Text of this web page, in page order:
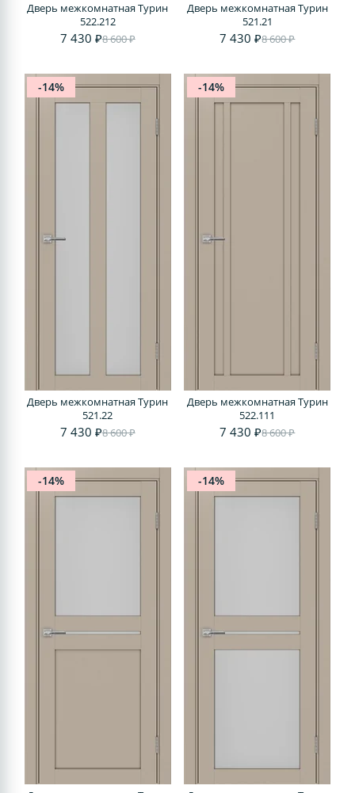
Дверь межкомнатная Турин
522.212
7 430 ₽8 600 ₽
Дверь межкомнатная Турин
521.21
7 430 ₽8 600 ₽
-14%
Дверь межкомнатная Турин
521.22
7 430 ₽8 600 ₽
-14%
Дверь межкомнатная Турин
522.111
7 430 ₽8 600 ₽
-14% -14%